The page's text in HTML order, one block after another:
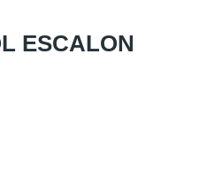
ESCALON